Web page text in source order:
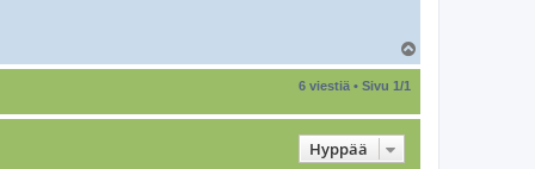
l
6 viestiä • Sivu 1/1
Hyppää